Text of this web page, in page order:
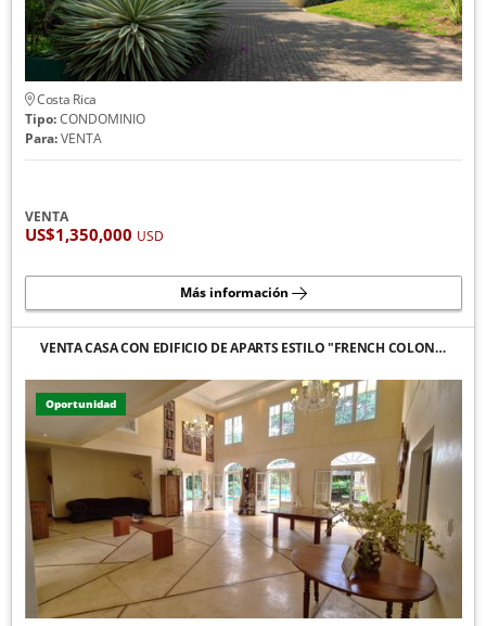
Costa Rica
Tipo:CONDOMINIO
Para:VENTA
VENTA
US$1,350,000 USD
Más información
VENTA CASA CON EDIFICIO DE APARTS ESTILO "FRENCH COLON…
Oportunidad